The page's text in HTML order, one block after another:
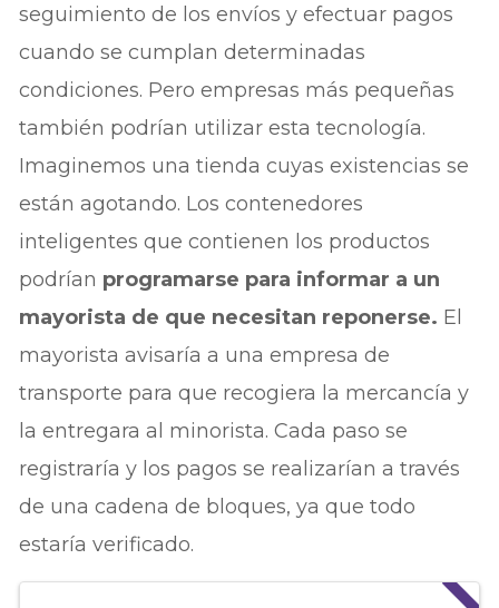
seguimiento de los envíos y efectuar pagos
cuando se cumplan determinadas
condiciones. Pero empresas más pequeñas
también podrían utilizar esta tecnología.
Imaginemos una tienda cuyas existencias se
están agotando. Los contenedores
inteligentes que contienen los productos
podrían programarse para informar a un
mayorista de que necesitan reponerse. El
mayorista avisaría a una empresa de
transporte para que recogiera la mercancía y
la entregara al minorista. Cada paso se
registraría y los pagos se realizarían a través
de una cadena de bloques, ya que todo
estaría verificado.